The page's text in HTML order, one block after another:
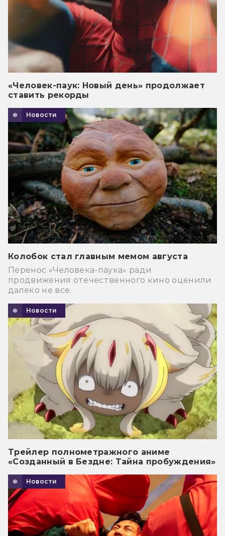
«Человек-паук: Новый день» продолжает
ставить рекорды
Новости
Колобок стал главным мемом августа
Перенос «Человека-паука» ради
продвижения отечественного кино оценили
далеко не все.
Новости
Трейлер полнометражного аниме
«Созданный в Бездне: Тайна пробуждения»
Новости